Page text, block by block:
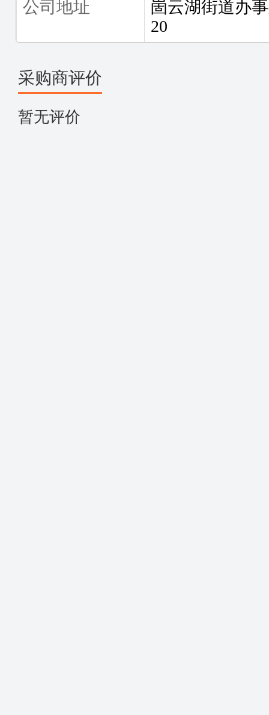
公司地址
崮云湖街道办
20
采购商评价
暂无评价